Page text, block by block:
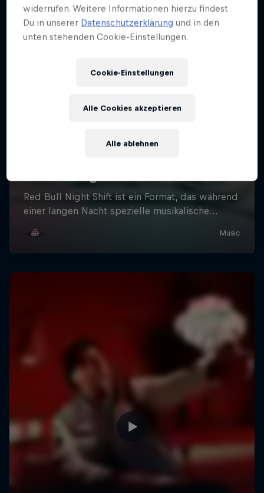
widerrufen. Weitere Informationen hierzu findest
Du in unserer Datenschutzerklärung und in den
unten stehenden Cookie-Einstellungen.
Cookie-Einstellungen
Alle ablehnen
Alle Cookies akzeptieren